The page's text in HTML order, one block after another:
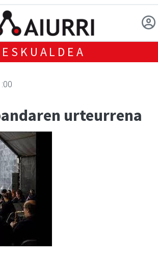
ESKUALDEA
urteurrena